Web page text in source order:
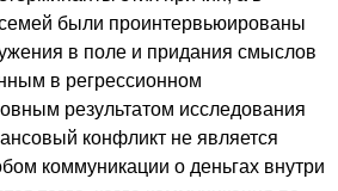
были проинтервьюированы
в поле и придания смыслов
в регрессионном
результатом исследования
конфликт не является
коммуникации о деньгах внутри